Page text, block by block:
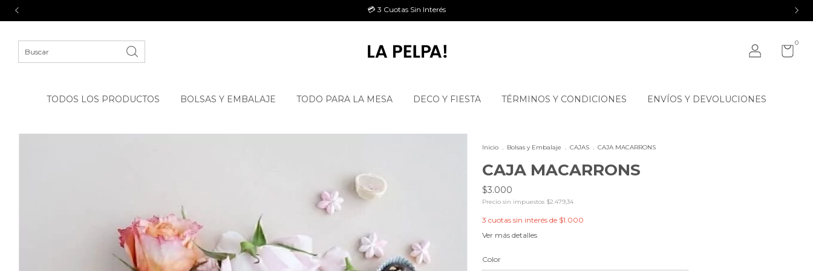
💳 3 Cuotas Sin Interés
0
TODOS LOS PRODUCTOS BOLSAS Y EMBALAJE TODO PARA LA MESA DECO Y FIESTA TÉRMINOS Y CONDICIONES ENVÍOS Y DEVOLUCIONES
Inicio . Bolsas y Embalaje . CAJAS . CAJA MACARRONS
CAJA MACARRONS
$3.000
Precio sin impuestos $2.479,34
3 cuotas sin interés de $1.000
Ver más detalles
Color